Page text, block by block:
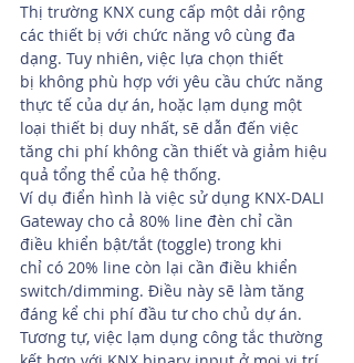
Thị trường KNX cung cấp một dải rộng
các thiết bị với chức năng vô cùng đa
dạng. Tuy nhiên, việc lựa chọn thiết
bị không phù hợp với yêu cầu chức năng
thực tế của dự án, hoặc lạm dụng một
loại thiết bị duy nhất, sẽ dẫn đến việc
tăng chi phí không cần thiết và giảm hiệu
quả tổng thể của hệ thống.
Ví dụ điển hình là việc sử dụng KNX-DALI
Gateway cho cả 80% line đèn chỉ cần
điều khiển bật/tắt (toggle) trong khi
chỉ có 20% line còn lại cần điều khiển
switch/dimming. Điều này sẽ làm tăng
đáng kể chi phí đầu tư cho chủ dự án.
Tương tự, việc lạm dụng công tắc thường